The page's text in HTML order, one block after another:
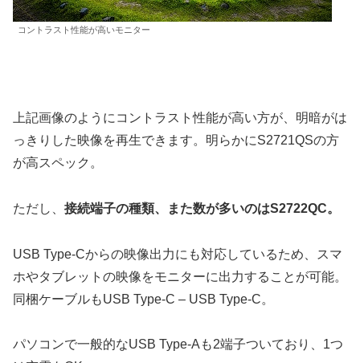
コントラスト性能が高いモニター
上記画像のようにコントラスト性能が高い方が、明暗がは
っきりした映像を再生できます。明らかにS2721QSの方
が高スペック。
ただし、 接続端子の種類、また数が多いのはS2722QC。
USB Type-Cからの映像出力にも対応しているため、スマ
ホやタブレットの映像をモニターに出力することが可能。
同梱ケーブルもUSB Type-C – USB Type-C。
パソコンで一般的なUSB Type-Aも2端子ついており、1つ